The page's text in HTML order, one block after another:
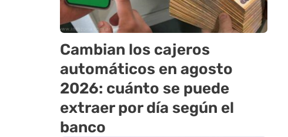
Cambian los cajeros
automáticos en agosto
2026: cuánto se puede
extraer por día según el
banco